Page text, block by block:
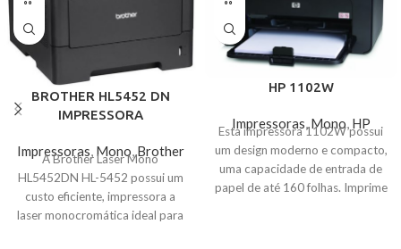
BROTHER HL5452 DN
IMPRESSORA
Impressoras, Mono,Brother
A Brother Laser Mono
HL5452DN HL-5452 possui um
custo eficiente, impressora a
laser monocromática ideal para
HP 1102W
Impressoras,Mono, HP
Esta impressora 1102W possui
um design moderno e compacto,
uma capacidade de entrada de
papel de até 160 folhas. Imprime